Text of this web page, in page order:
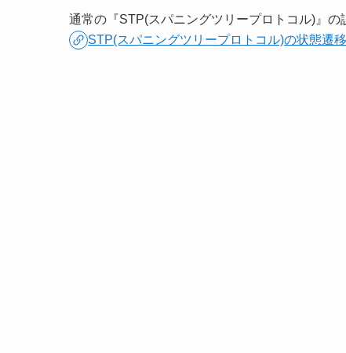
通常の『STP(スパニングツリープロトコル)』の
STP(スパニングツリープロトコル)の状態遷移